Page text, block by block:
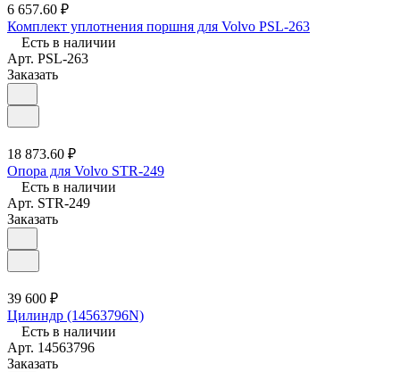
6 657.60 ₽
Комплект уплотнения поршня для Volvo PSL-263
Есть в наличии
Арт. PSL-263
Заказать
18 873.60 ₽
Опора для Volvo STR-249
Есть в наличии
Арт. STR-249
Заказать
39 600 ₽
Цилиндр (14563796N)
Есть в наличии
Арт. 14563796
Заказать